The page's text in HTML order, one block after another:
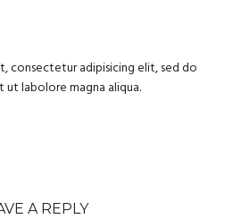
consectetur adipisicing elit, sed do
labolore magna aliqua.
A REPLY